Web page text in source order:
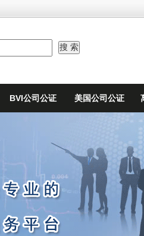
BVI公司公证 美国公司公证